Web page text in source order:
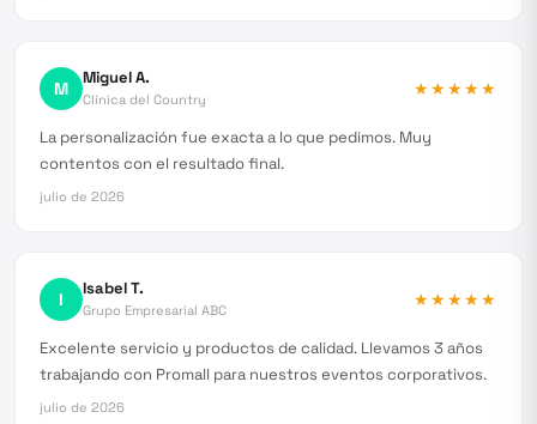
M Miguel A.
Clínica del Country
★★★★★
La personalización fue exacta a lo que pedimos. Muy
contentos con el resultado final.
julio de 2026
I Isabel T.
Grupo Empresarial ABC
★★★★★
Excelente servicio y productos de calidad. Llevamos 3 años
trabajando con Promall para nuestros eventos corporativos.
julio de 2026